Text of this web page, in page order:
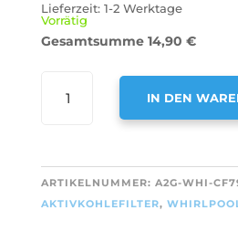
Lieferzeit: 1-2 Werktage
Vorrätig
Gesamtsumme 14,90 €
AKTIVKOHLEFILTER
FÜR
WHIRLPOOL
AMC037
IN DEN
T
E
ARTIKELNUMMER: A2G-WHI-
AKTIVKOHLEFILTER,